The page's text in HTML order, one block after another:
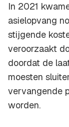
In 2021
asielopvang
stijgende
veroorzaakt
doordat de
moesten
vervangende
worden.